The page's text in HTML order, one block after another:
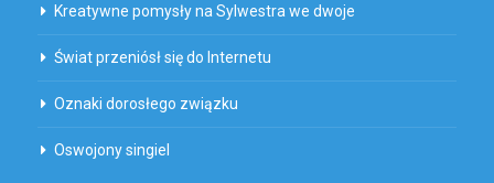
Kreatywne pomysły na Sylwestra we dwoje
Świat przeniósł się do Internetu
Oznaki dorosłego związku
Oswojony singiel